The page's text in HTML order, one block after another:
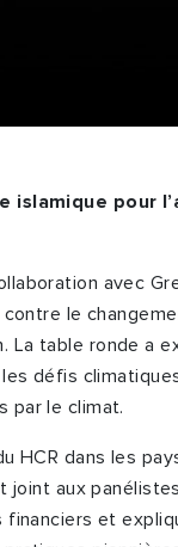
islamique pour
avec
le
table ronde a
défis
par le climat.
HCR dans les
joint aux
et